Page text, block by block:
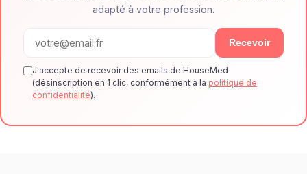
adapté à votre profession.
Recevoir
J'accepte de recevoir des emails de HouseMed
(désinscription en 1 clic, conformément à la politique de
confidentialité).